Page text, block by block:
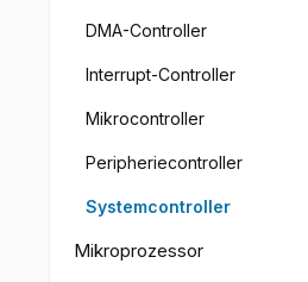
DMA-Controller
Interrupt-Controller
Mikrocontroller
Peripheriecontroller
Systemcontroller
Mikroprozessor